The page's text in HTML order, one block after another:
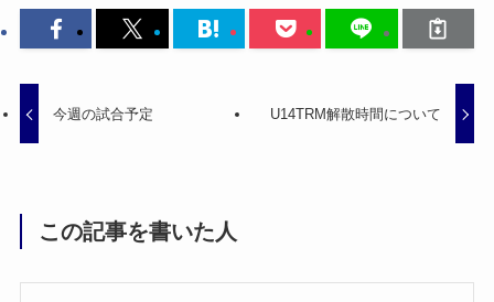
今週の試合予定 U14TRM解散時間について
この記事を書いた人